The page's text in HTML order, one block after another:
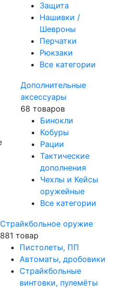
Защита
Нашивки /
Шевроны
Перчатки
Рюкзаки
Все категории
Дополнительные
аксессуары
68 товаров
Бинокли
Кобуры
Рации
Тактические
дополнения
Чехлы и Кейсы
оружейные
Все категории
Страйкбольное оружие
881 товар
Пистолеты, ПП
Автоматы, дробовики
Страйкбольные
винтовки, пулемёты